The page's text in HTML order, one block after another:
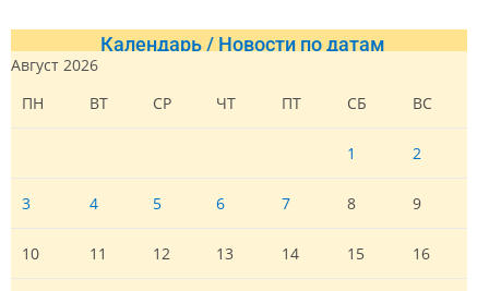
Календарь / Новости по датам
Август 2026
ПН
ВТ СР ЧТ ПТ СБ ВС
1 2
3 4 5 6 7 8 9
10 11 12 13 14 15 16